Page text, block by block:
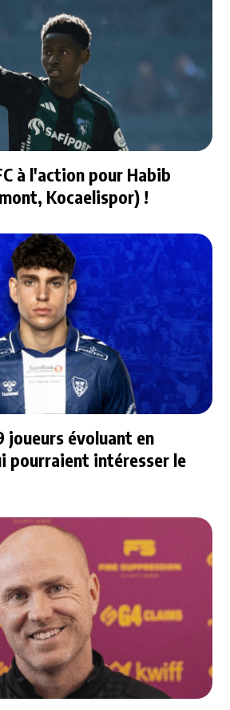
à l'action pour Habib
Kocaelispor) !
joueurs évoluant en
pourraient intéresser le